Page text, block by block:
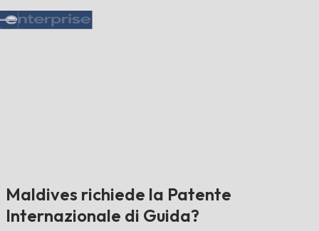
Maldives richiede la Patente
Internazionale di Guida?